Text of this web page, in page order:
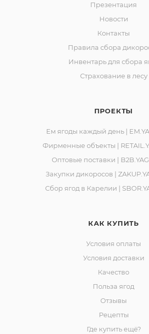
Презентация
Новости
Контакты
Правила сбора
Инвентарь для сбора
Страхование в лесу
ПРОЕКТЫ
Ем ягоды каждый день |
Фирменные объекты |
Оптовые поставки |
Закупки дикоросов |
Сбор ягод в Карелии |
КАК КУПИТЬ
Условия оплаты
Условия доставки
Качество
Польза ягод
Отзывы
Рецепты
Где купить ещё?